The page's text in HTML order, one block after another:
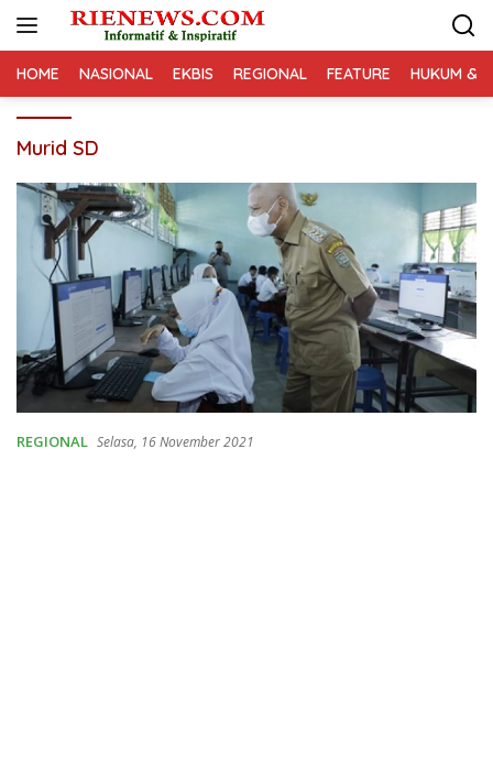
HOME NASIONAL EKBIS REGIONAL FEATURE HUKUM &
Murid SD
REGIONAL Selasa, 16 November 2021